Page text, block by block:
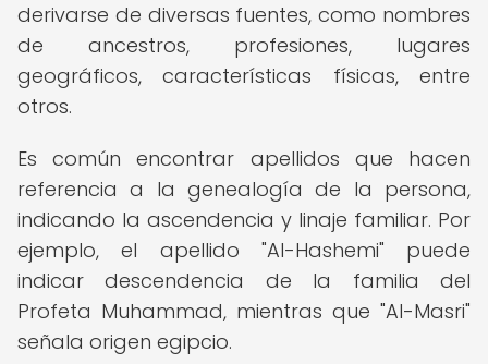
derivarse de diversas fuentes, como nombres
de ancestros, profesiones, lugares
geográficos, características físicas, entre
otros.
Es común encontrar apellidos que hacen
referencia a la genealogía de la persona,
indicando la ascendencia y linaje familiar. Por
ejemplo, el apellido "Al-Hashemi" puede
indicar descendencia de la familia del
Profeta Muhammad, mientras que "Al-Masri"
señala origen egipcio.